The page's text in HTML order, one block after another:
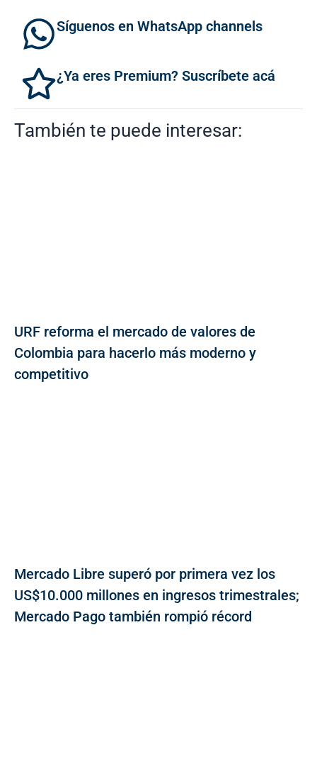
Síguenos en WhatsApp channels
¿Ya eres Premium? Suscríbete acá
También te puede interesar:
URF reforma el mercado de valores de
Colombia para hacerlo más moderno y
competitivo
Mercado Libre superó por primera vez los
US$10.000 millones en ingresos trimestrales;
Mercado Pago también rompió récord